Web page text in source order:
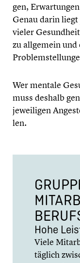
gen,
Genau darin
vieler
zu allgemein
Wer mentale
muss deshalb
jewei­li­gen
len.
Hohe
Viele
täglich